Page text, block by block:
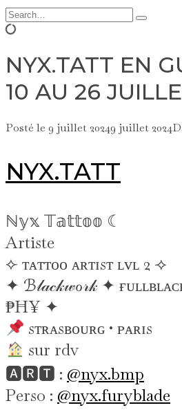
Rechercher
:
Type
NYX.TATT EN
10 AU 26
Posté le 9 juillet 20249 juillet 2024
NYX.TATT
ℕ𝕪𝕩 𝕋𝕒𝕥𝕥𝕠𝕠 ☾
Artiste
⟣ ᴛᴀᴛᴛᴏᴏ ᴀʀᴛɪsᴛ ʟᴠʟ 2 ⟢
✦ ℬ𝓁𝒶𝒸𝓀𝓌ℴ𝓇𝓀 ✦
₱Ħ¥ ✦
sᴛʀᴀsʙᴏᴜʀɢ • ᴘᴀʀɪs
sur rdv
🅰🆁🆃 : @nyx.bmp
Perso : @nyx.furyblade